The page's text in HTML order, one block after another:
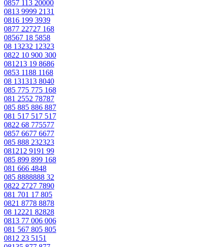
0857 113 20000
0813 9999 2131
0816 199 3939
0877 22727 168
08567 18 5858
08 13232 12323
0822 10 900 300
081213 19 8686
0853 1188 1168
08 131313 8040
085 775 775 168
081 2552 78787
085 885 886 887
081 517 517 517
0822 68 775577
0857 6677 6677
085 888 232323
081212 9191 99
085 899 899 168
081 666 4848
085 8888888 32
0822 2727 7890
081 701 17 805
0821 8778 8878
08 12221 82828
0813 77 006 006
081 567 805 805
0812 23 5151